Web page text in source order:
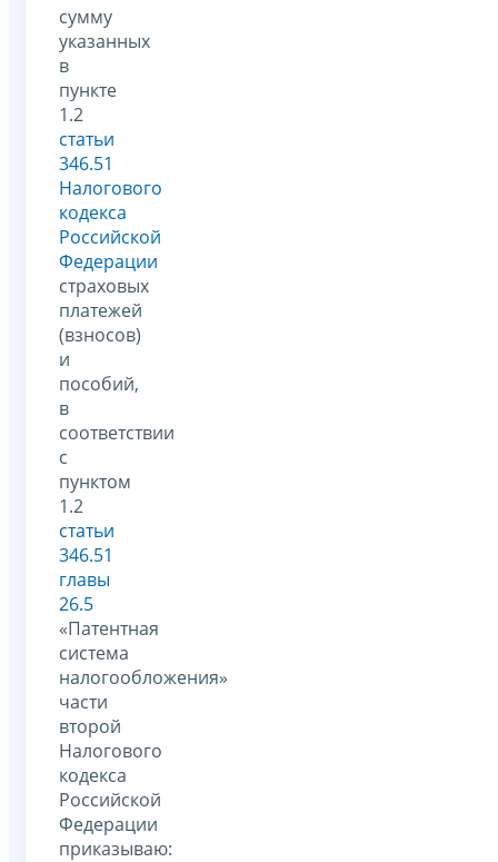
сумму
указанных
в
пункте
1.2
статьи
346.51
Налогового
кодекса
Российской
Федерации
страховых
платежей
(взносов)
и
пособий,
в
соответствии
с
пунктом
1.2
статьи
346.51
главы
26.5
«Патентная
система
налогообложения»
части
второй
Налогового
кодекса
Российской
Федерации
приказываю: